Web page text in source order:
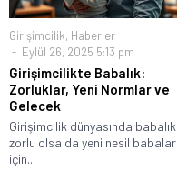
Girişimcilik, Haberler
Eylül 26, 2025 5:13 pm
Girişimcilikte Babalık:
Zorluklar, Yeni Normlar ve
Gelecek
Girişimcilik dünyasında babalık
zorlu olsa da yeni nesil babalar
için...